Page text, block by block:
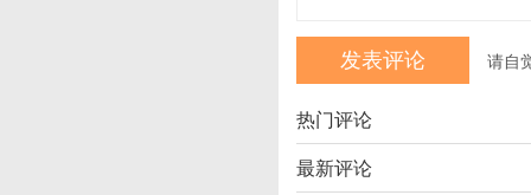
请自
热门评论
最新评论